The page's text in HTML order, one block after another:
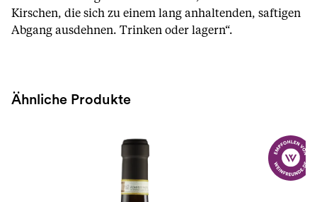
Kirschen, die sich zu einem lang anhaltenden, saftigen
Abgang ausdehnen. Trinken oder lagern“.
Ähnliche Produkte